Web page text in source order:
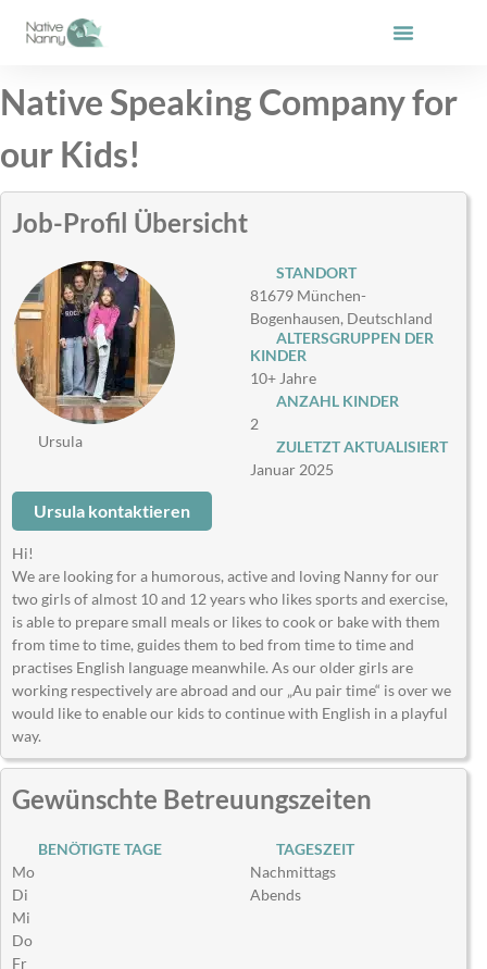
Inhalt
Native Speaking Company for
our Kids!
Job-Profil Übersicht
Ursula
STANDORT
81679 München-
Bogenhausen, Deutschland
ALTERSGRUPPEN DER
KINDER
10+ Jahre
ANZAHL KINDER
2
ZULETZT AKTUALISIERT
Januar 2025
Ursula kontaktieren
Hi!
We are looking for a humorous, active and loving Nanny for our
two girls of almost 10 and 12 years who likes sports and exercise,
is able to prepare small meals or likes to cook or bake with them
from time to time, guides them to bed from time to time and
practises English language meanwhile. As our older girls are
working respectively are abroad and our „Au pair time“ is over we
would like to enable our kids to continue with English in a playful
way.
Gewünschte Betreuungszeiten
BENÖTIGTE TAGE
Mo
Di
Mi
Do
Fr
TAGESZEIT
Nachmittags
Abends